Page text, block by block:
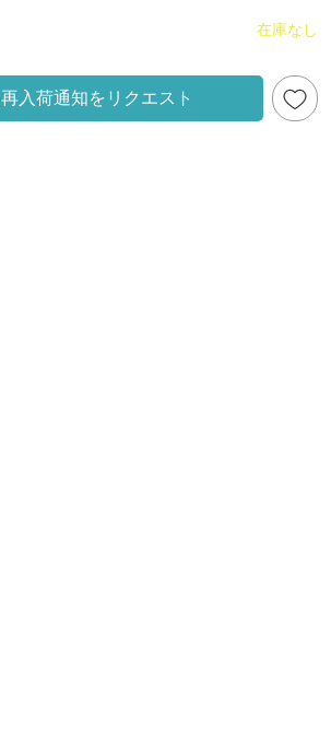
在庫なし
再入荷通知をリクエスト